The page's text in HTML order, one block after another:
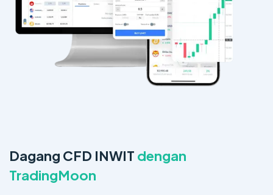
Dagang CFD INWIT dengan
TradingMoon